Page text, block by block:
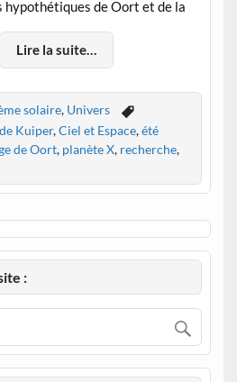
hypothétiques de Oort et de la
Lire la suite…
solaire, Univers
Kuiper,Ciel et Espace,été
de Oort, planète X, recherche,
: